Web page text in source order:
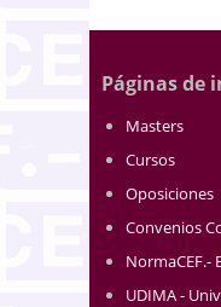
Páginas de
Masters
Cursos
Oposiciones
Convenios
NormaCEF.-
UDIMA -